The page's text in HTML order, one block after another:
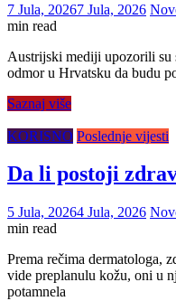
7 Jula, 20267 Jula, 2026
min read
Austrijski mediji upozorili su
odmor u Hrvatsku da budu
Saznaj više
KORISNO Poslednje vijesti
Da li postoji
5 Jula, 20264 Jula, 2026
min read
Prema rečima dermatologa,
vide preplanulu kožu, oni u
potamnela